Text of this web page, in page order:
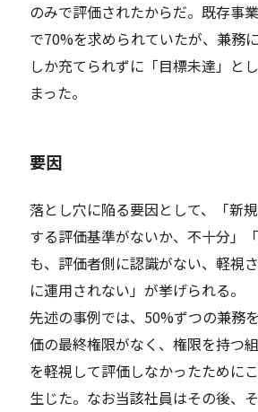
のみで評価されたからだ。既存事
で70%を求められていたが、兼務
しか充てられずに「目標未達」と
まった。
要因
落とし穴に陥る要因として、「新
する評価基準がないか、不十分」
も、評価者側に認識がない、軽視
に運用されない」が挙げられる。
先述の事例では、50%ずつの兼務
価の最終権限がなく、権限を持つ
を軽視して評価しなかったために
生じた。なお当該社員はその後、